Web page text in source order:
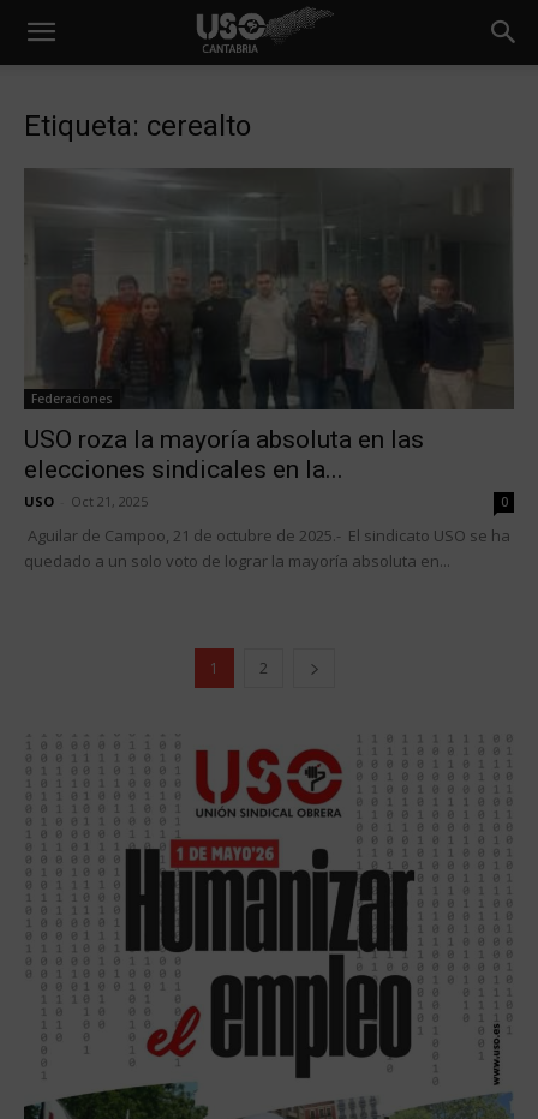
Etiqueta: cerealto
Federaciones
USO roza la mayoría absoluta en las
elecciones sindicales en la...
USO Oct 21, 2025 0
Aguilar de Campoo, 21 de octubre de 2025.- El sindicato USO se ha
quedado a un solo voto de lograr la mayoría absoluta en...
1 2